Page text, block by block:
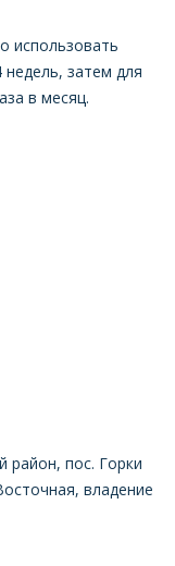
использовать
затем для
в месяц.
район, пос. Горки
владение